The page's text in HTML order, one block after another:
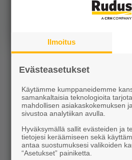
Ilmoitus
Evästeasetukset
Käytämme kumppaneidemme
samankaltaisia teknologioita
mahdollisen asiakaskokemuksen
sivustoa analytiikan avulla.
Hyväksymällä sallit evästeiden ja
tietojesi keräämiseen sekä
antaa suostumuksesi valikoiden
“Asetukset” painiketta.